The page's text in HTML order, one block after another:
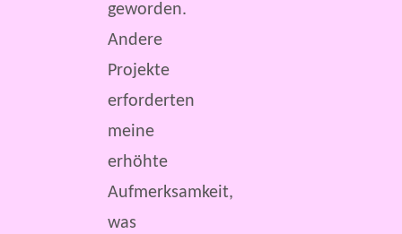
geworden.
Andere
Projekte
erforderten
meine
erhöhte
Aufmerksamkeit,
was